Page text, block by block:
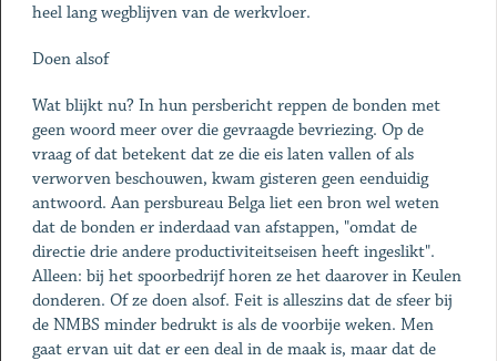
heel lang wegblijven van de werkvloer.
Doen alsof
Wat blijkt nu? In hun persbericht reppen de bonden met
geen woord meer over die gevraagde bevriezing. Op de
vraag of dat betekent dat ze die eis laten vallen of als
verworven beschouwen, kwam gisteren geen eenduidig
antwoord. Aan persbureau Belga liet een bron wel weten
dat de bonden er inderdaad van afstappen, "omdat de
directie drie andere productiviteitseisen heeft ingeslikt".
Alleen: bij het spoorbedrijf horen ze het daarover in Keulen
donderen. Of ze doen alsof. Feit is alleszins dat de sfeer bij
de NMBS minder bedrukt is als de voorbije weken. Men
gaat ervan uit dat er een deal in de maak is, maar dat de